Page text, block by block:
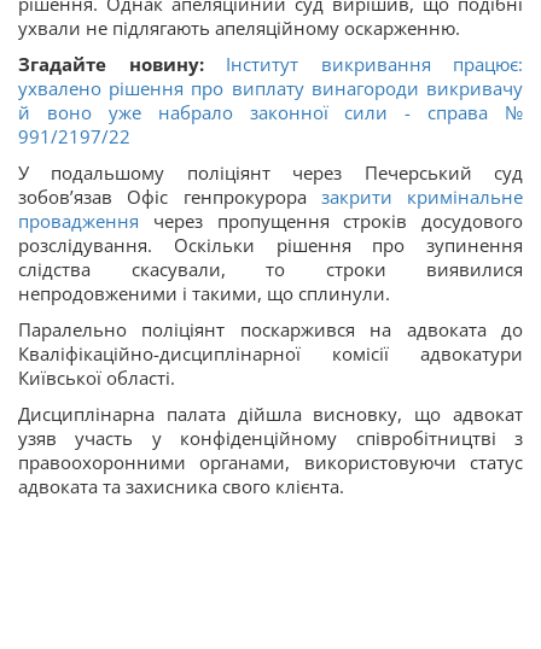
ухвали не підлягають апеляційному оскарженню.
Згадайте новину:
Інститут викривання працює:
ухвалено рішення про виплату винагороди викривачу
й воно уже набрало законної сили - справа №
991/2197/22
У подальшому поліціянт через Печерський суд
зобовʼязав Офіс генпрокурора закрити кримінальне
провадження через пропущення строків досудового
розслідування. Оскільки рішення про зупинення
слідства скасували, то строки виявилися
непродовженими і такими, що сплинули.
Паралельно поліціянт поскаржився на адвоката до
Кваліфікаційно-дисциплінарної комісії адвокатури
Київської області.
Дисциплінарна палата дійшла висновку, що адвокат
узяв участь у конфіденційному співробітництві з
правоохоронними органами, використовуючи статус
адвоката та захисника свого клієнта.